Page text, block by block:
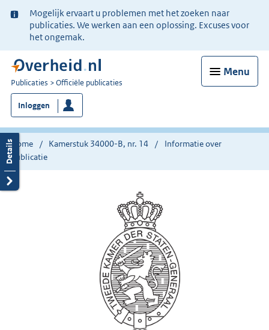
Ter
informatie:
Mogelijk ervaart u problemen met het zoeken naar
publicaties. We werken aan een oplossing. Excuses voor
het ongemak.
Menu
U
bent
nu
hier:
Publicaties Officiële publicaties
Inloggen
Home Kamerstuk 34000-B, nr. 14
Informatie over
publicatie